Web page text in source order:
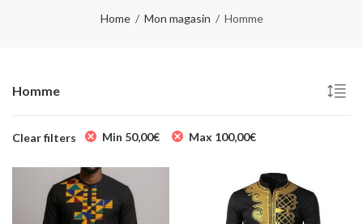
Home Mon magasin Homme
Homme
Clear filters Min 50,00€ Max 100,00€